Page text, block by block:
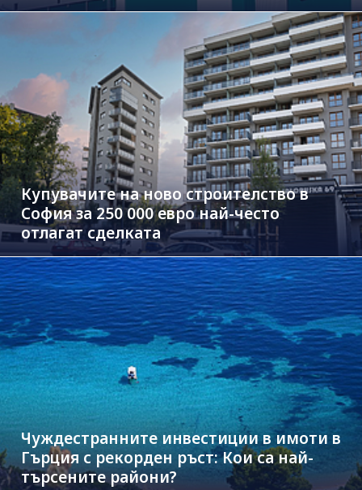
Купувачите на ново строителство в
София за 250 000 евро най-често
отлагат сделката
Чуждестранните инвестиции в имоти в
Гърция с рекорден ръст: Кои са най-
търсените райони?